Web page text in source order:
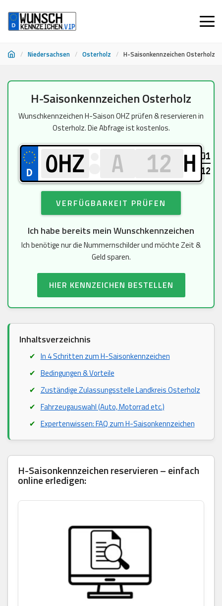
/ Niedersachsen / Osterholz / H-Saisonkennzeichen Osterholz
springen
H-Saisonkennzeichen Osterholz
Wunschkennzeichen H-Saison OHZ prüfen & reservieren in
Osterholz. Die Abfrage ist kostenlos.
H
01
12
VERFÜGBARKEIT PRÜFEN
Ich habe bereits mein Wunschkennzeichen
Ich benötige nur die Nummernschilder und möchte Zeit &
Geld sparen.
HIER KENNZEICHEN BESTELLEN
Inhaltsverzeichnis
In 4 Schritten zum H-Saisonkennzeichen
Bedingungen & Vorteile
Zuständige Zulassungsstelle Landkreis Osterholz
Fahrzeugauswahl (Auto, Motorrad etc.)
Expertenwissen: FAQ zum H-Saisonkennzeichen
H-Saisonkennzeichen reservieren – einfach
online erledigen: